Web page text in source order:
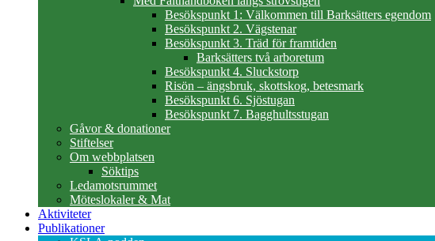
Besökspunkt 1: Välkommen till Barksätters egendom
Besökspunkt 2. Vägstenar
Besökspunkt 3. Träd för framtiden
Barksätters två arboretum
Besökspunkt 4. Sluckstorp
Risön – ängsbruk, skottskog, betesmark
Besökspunkt 6. Sjöstugan
Besökspunkt 7. Bagghultsstugan
Gåvor & donationer
Stiftelser
Om webbplatsen
Söktips
Ledamotsrummet
Möteslokaler & Mat
Aktiviteter
Publikationer